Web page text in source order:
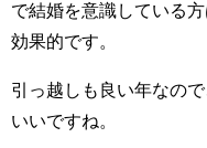
で結婚を意識している
効果的です。
引っ越しも良い年なの
いいですね。